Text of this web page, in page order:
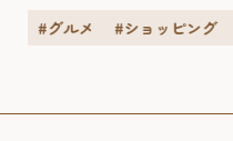
#ショッピング #ナイトタイム